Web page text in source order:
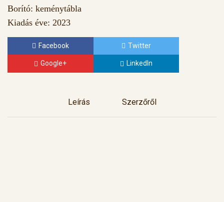
Borító: keménytábla
Kiadás éve: 2023
Facebook Twitter
Google+ LinkedIn
Leírás Szerzőről